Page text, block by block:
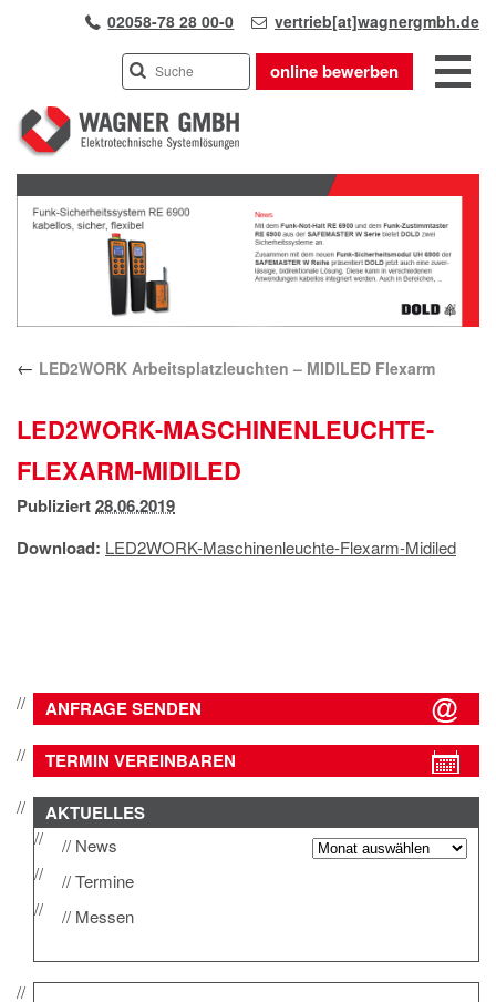
02058-78 28 00-0 vertrieb[at]wagnergmbh.de
online bewerben
INDUSTRIEVERTRETUNG
UNSER TEAM
WIR ÜBER UNS
KARRIERE
PRODUKTE
APPLIKATIONEN
KONTAKT
ANFAHRT
IMPRESSUM
DATENSCHUTZ
Previous
Next
← LED2WORK Arbeitsplatzleuchten – MIDILED Flexarm
LED2WORK-MASCHINENLEUCHTE-
FLEXARM-MIDILED
Publiziert28.06.2019
Download: LED2WORK-Maschinenleuchte-Flexarm-Midiled
ANFRAGE SENDEN
TERMIN VEREINBAREN
AKTUELLES
News
Termine
Messen